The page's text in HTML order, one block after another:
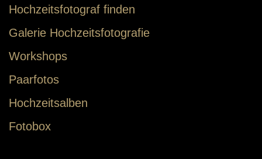
Hochzeitsfotograf finden
Galerie Hochzeitsfotografie
Workshops
Paarfotos
Hochzeitsalben
Fotobox